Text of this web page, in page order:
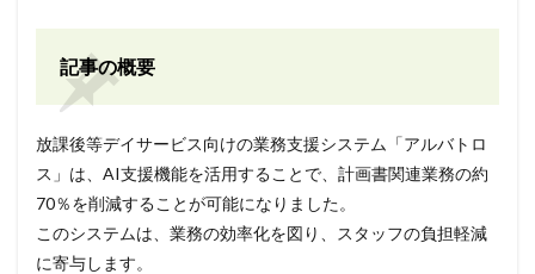
記事の概要
放課後等デイサービス向けの業務支援システム「アルバトロ
ス」は、AI支援機能を活用することで、計画書関連業務の約
70％を削減することが可能になりました。
このシステムは、業務の効率化を図り、スタッフの負担軽減
に寄与します。